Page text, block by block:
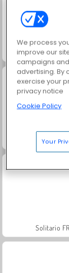
Temple
Grand
Solitario
We process
improve our
campaigns
advertising. By
exercise your
privacy notice
Cookie Policy
Your